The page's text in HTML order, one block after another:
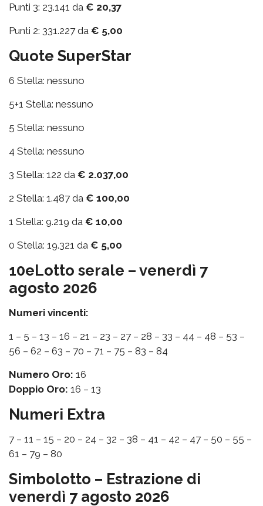
Punti 3: 23.141 da € 20,37
Punti 2: 331.227 da € 5,00
Quote SuperStar
6 Stella: nessuno
5+1 Stella: nessuno
5 Stella: nessuno
4 Stella: nessuno
3 Stella: 122 da € 2.037,00
2 Stella: 1.487 da € 100,00
1 Stella: 9.219 da € 10,00
0 Stella: 19.321 da € 5,00
10eLotto serale – venerdì 7
agosto 2026
Numeri vincenti:
1 – 5 – 13 – 16 – 21 – 23 – 27 – 28 – 33 – 44 – 48 – 53 –
56 – 62 – 63 – 70 – 71 – 75 – 83 – 84
Numero Oro: 16
Doppio Oro: 16 – 13
Numeri Extra
7 – 11 – 15 – 20 – 24 – 32 – 38 – 41 – 42 – 47 – 50 – 55 –
61 – 79 – 80
Simbolotto – Estrazione di
venerdì 7 agosto 2026